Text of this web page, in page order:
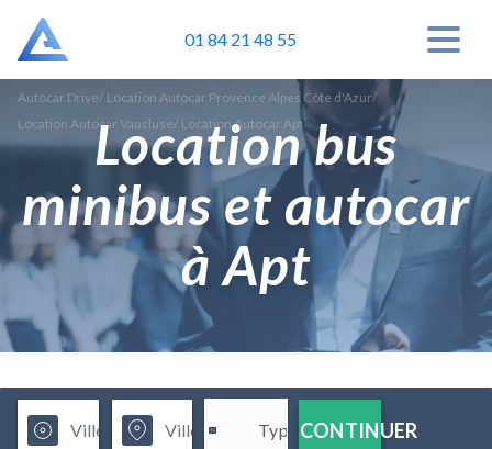
01 84 21 48 55
Autocar Drive/ Location Autocar Provence Alpes Côte d'Azur/
Location Autocar Vaucluse/ Location Autocar Apt
Location bus
minibus et autocar
à Apt
CONTINUER